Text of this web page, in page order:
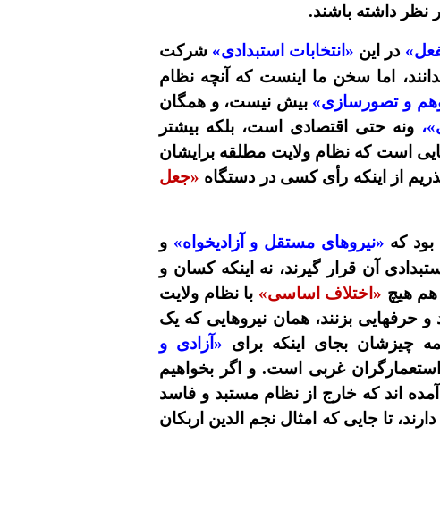
نظر داشته باشند.
در این «انتخابات استبدادی» شرکت
اما سخن ما اینست که آنچه نظام
و تصورسازی» بیش نیست، و همگان
ونه حتی اقتصادی است، بلکه بیشتر
است که نظام ولایت مطلقه برایشان
از اینکه رأی کسی در دستگاه «جعل
بود که «نیروهای مستقل و آزادیخواه» و
آن قرار گیرند، نه اینکه کسان و
هم هیچ «اختلاف اساسی» با نظام ولایت
حرفهایی بزنند، همان نیروهایی که یک
چیزشان بجای اینکه برای «آزادی و
غربی است. و اگر بخواهیم
اند که خارج از نظام مستبد و فاسد
تا جایی که امثال نجم الدین اربکان